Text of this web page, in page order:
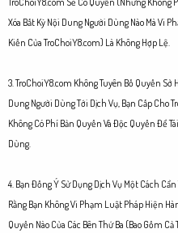
Xóa Bất Kỳ Nội Dung Người Dùng Nào Mà Vi
Kiến Của TroChoiY8.com) Là Không Hợp Lệ.
3. TroChoiY8.com Không Tuyên Bố Quyền
Dung Người Dùng Tới Dịch Vụ, Bạn Cấp Cho
Không Có Phí Bản Quyền Và Độc Quyền Để
Dùng.
4. Bạn Đồng Ý Sử Dụng Dịch Vụ Một Cách
Rằng Bạn Không Vi Phạm Luật Pháp Hiện
Quyền Nào Của Các Bên Thứ Ba (Bao Gồm